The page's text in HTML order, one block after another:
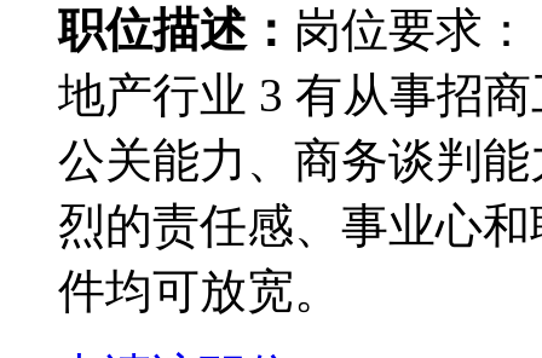
职位描述： 岗位要求
地产行业 3 有从事招
公关能力、商务谈判
烈的责任感、事业心
件均可放宽。